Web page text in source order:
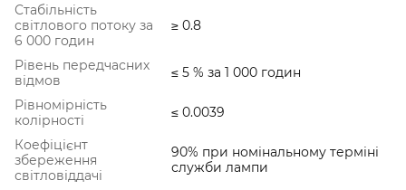
Стабільність
світлового потоку за
6 000 годин
≥ 0.8
Рівень передчасних
відмов
≤ 5 % за 1 000 годин
Рівномірність
колірності
≤ 0.0039
Коефіцієнт
збереження
світловіддачі
90% при номінальному терміні
служби лампи